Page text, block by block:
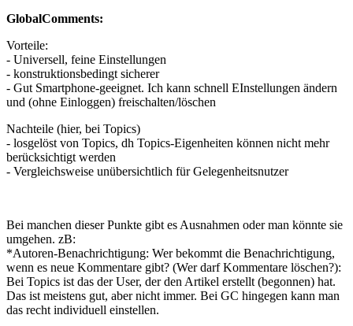
GlobalComments:
Vorteile:
- Universell, feine Einstellungen
- konstruktionsbedingt sicherer
- Gut Smartphone-geeignet. Ich kann schnell EInstellungen ändern
und (ohne Einloggen) freischalten/löschen
Nachteile (hier, bei Topics)
- losgelöst von Topics, dh Topics-Eigenheiten können nicht mehr
berücksichtigt werden
- Vergleichsweise unübersichtlich für Gelegenheitsnutzer
Bei manchen dieser Punkte gibt es Ausnahmen oder man könnte sie
umgehen. zB:
*Autoren-Benachrichtigung: Wer bekommt die Benachrichtigung,
wenn es neue Kommentare gibt? (Wer darf Kommentare löschen?):
Bei Topics ist das der User, der den Artikel erstellt (begonnen) hat.
Das ist meistens gut, aber nicht immer. Bei GC hingegen kann man
das recht individuell einstellen.